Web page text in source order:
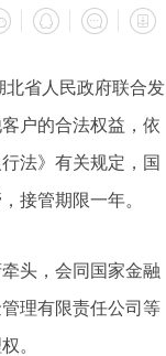
北省人民政府联合发
户的合法权益，依
法》有关规定，国
接管期限一年。
头，会同国家金融
理有限责任公司等
。